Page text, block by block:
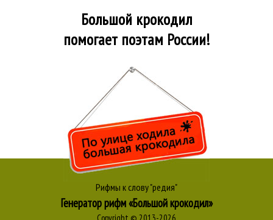
Большой крокодил
помогает поэтам России!
Рифмы к слову "редия"
Генератор рифм «Большой крокодил»
Copyright © 2013-2026